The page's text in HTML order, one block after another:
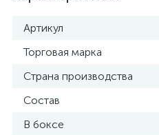
Артикул
Торговая марка
Страна производства
Состав
В боксе